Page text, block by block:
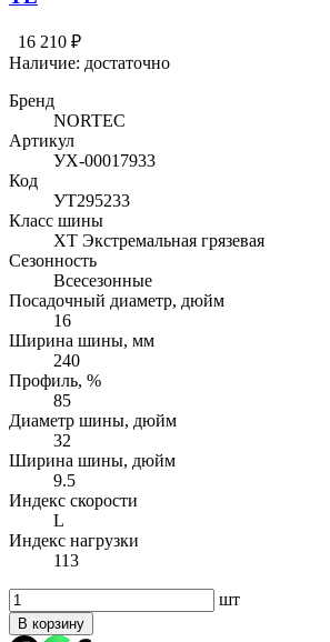
16 210 ₽
Наличие: достаточно
Бренд
NORTEC
Артикул
УХ-00017933
Код
УТ295233
Класс шины
XT Экстремальная грязевая
Сезонность
Всесезонные
Посадочный диаметр, дюйм
16
Ширина шины, мм
240
Профиль, %
85
Диаметр шины, дюйм
32
Ширина шины, дюйм
9.5
Индекс скорости
L
Индекс нагрузки
113
шт
В корзину